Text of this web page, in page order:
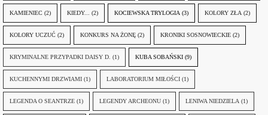
KAMIENIEC (2) KIEDY... (2) KOCIEWSKA TRYLOGIA (3) KOLORY ZŁA (2)
KOLORY UCZUĆ (2) KONKURS NA ŻONĘ (2) KRONIKI SOSNOWIECKIE (2)
KRYMINALNE PRZYPADKI DAISY D. (1) KUBA SOBAŃSKI (9)
KUCHENNYMI DRZWIAMI (1) LABORATORIUM MIŁOŚCI (1)
LEGENDA O SEANTRZE (1) LEGENDY ARCHEONU (1) LENIWA NIEDZIELA (1)